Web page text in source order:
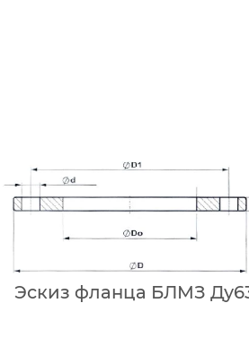
Эскиз фланца БЛМЗ